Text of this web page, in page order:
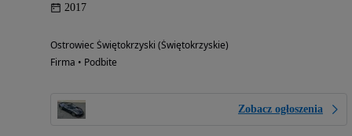
2017
Ostrowiec Świętokrzyski (Świętokrzyskie)
Firma • Podbite
Zobacz ogłoszenia